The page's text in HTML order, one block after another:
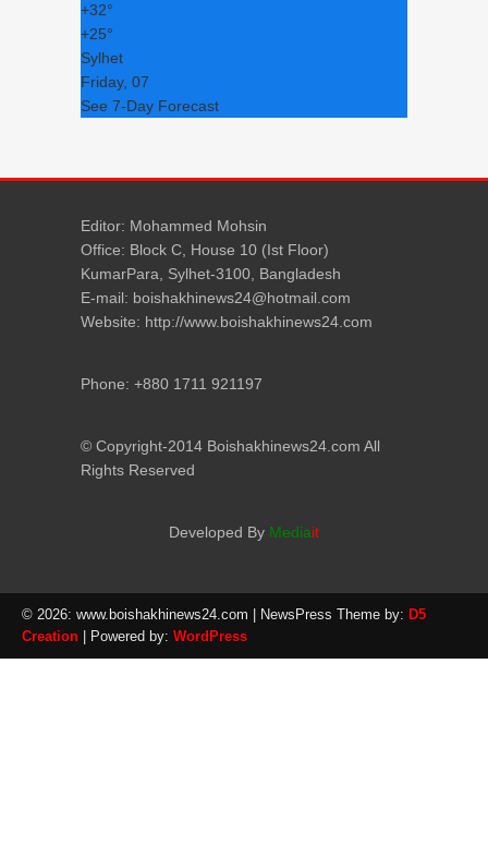
+32°
+25°
Sylhet
Friday, 07
See 7-Day Forecast
Editor: Mohammed Mohsin
Office: Block C, House 10 (Ist Floor)
KumarPara, Sylhet-3100, Bangladesh
E-mail: boishakhinews24@hotmail.com
Website: http://www.boishakhinews24.com
Phone: +880 1711 921197
© Copyright-2014 Boishakhinews24.com All
Rights Reserved
Developed By Mediait
© 2026: www.boishakhinews24.com | NewsPress Theme by: D5
Creation | Powered by: WordPress